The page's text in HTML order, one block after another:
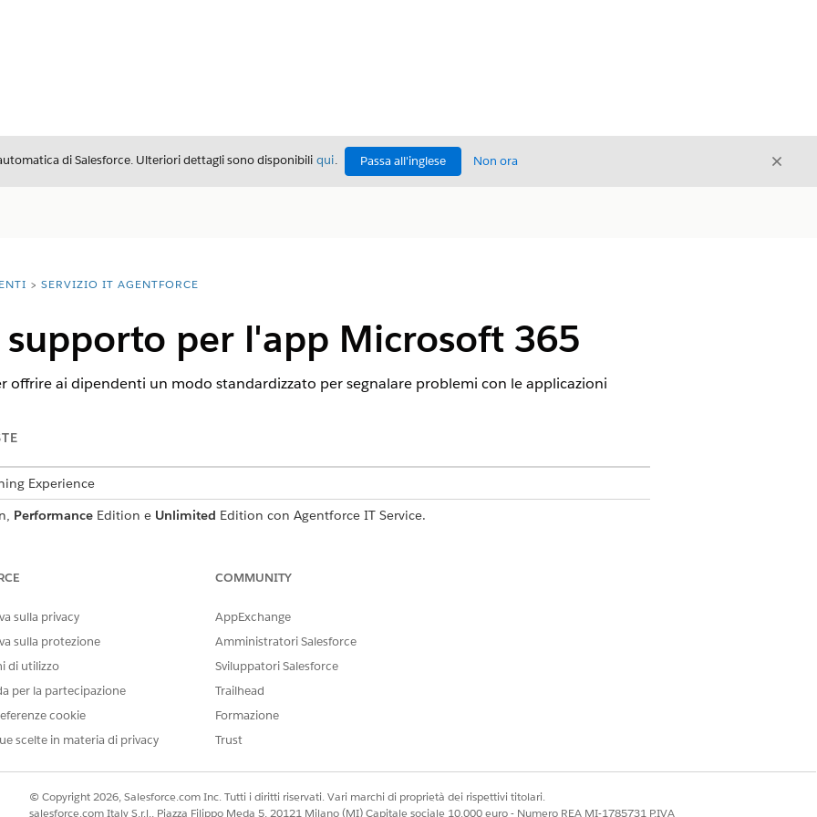
di Salesforce. Ulteriori dettagli sono disponibili qui. Passa all'inglese Non ora Chiudi
SERVIZIO IT AGENTFORCE
supporto per l'app Microsoft 365
offrire ai dipendenti un modo standardizzato per segnalare problemi con le applicazioni
Experience
PerformanceEdition e Unlimited Edition con Agentforce IT Service.
inclusi nel modello.
modello acquisisce i seguenti dettagli dal dipendente:
Microsoft 365 correlata al problema.
dettagliata del problema o della richiesta di applicazione Microsoft 365.
business causato dal problema.
la risoluzione del problema segnalato.
sulla privacy
sulla protezione
di utilizzo
per la partecipazione
cookie
scelte in materia di privacy
COMMUNITY
AppExchange
Amministratori Salesforce
Sviluppatori Salesforce
Trailhead
Formazione
Trust
© Copyright 2026, Salesforce.com Inc. Tutti i diritti riservati. Vari marchi di proprietà dei rispettivi titolari.
salesforce.com Italy S.r.l., Piazza Filippo Meda 5, 20121 Milano (MI) Capitale sociale 10.000 euro - Numero REA MI-1785731 P.IVA